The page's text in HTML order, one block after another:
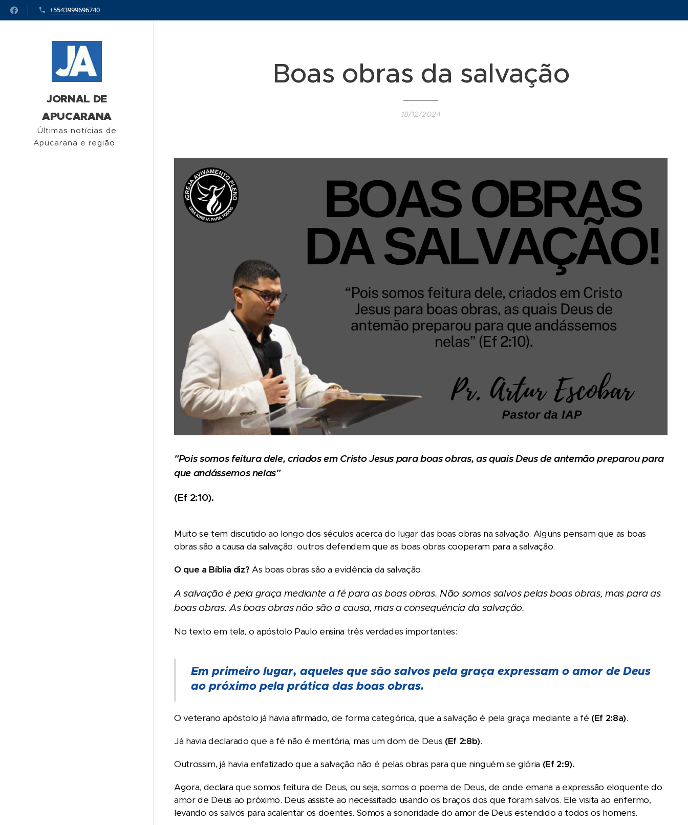
+5543999696740
JORNAL DE
APUCARANA
Últimas notícias de
Apucarana e região
Boas obras da salvação
18/12/2024
"Pois somos feitura dele, criados em Cristo Jesus para boas obras, as quais Deus de antemão preparou para
que andássemos nelas"
(Ef 2:10).
Muito se tem discutido ao longo dos séculos acerca do lugar das boas obras na salvação. Alguns pensam que as boas
obras são a causa da salvação; outros defendem que as boas obras cooperam para a salvação.
O que a Bíblia diz? As boas obras são a evidência da salvação.
A salvação é pela graça mediante a fé para as boas obras. Não somos salvos pelas boas obras, mas para as
boas obras. As boas obras não são a causa, mas a consequência da salvação.
No texto em tela, o apóstolo Paulo ensina três verdades importantes:
Em primeiro lugar, aqueles que são salvos pela graça expressam o amor de Deus
ao próximo pela prática das boas obras.
O veterano apóstolo já havia afirmado, de forma categórica, que a salvação é pela graça mediante a fé (Ef 2:8a).
Já havia declarado que a fé não é meritória, mas um dom de Deus (Ef 2:8b).
Outrossim, já havia enfatizado que a salvação não é pelas obras para que ninguém se glória (Ef 2:9).
Agora, declara que somos feitura de Deus, ou seja, somos o poema de Deus, de onde emana a expressão eloquente do
amor de Deus ao próximo. Deus assiste ao necessitado usando os braços dos que foram salvos. Ele visita ao enfermo,
levando os salvos para acalentar os doentes. Somos a sonoridade do amor de Deus estendido a todos os homens.